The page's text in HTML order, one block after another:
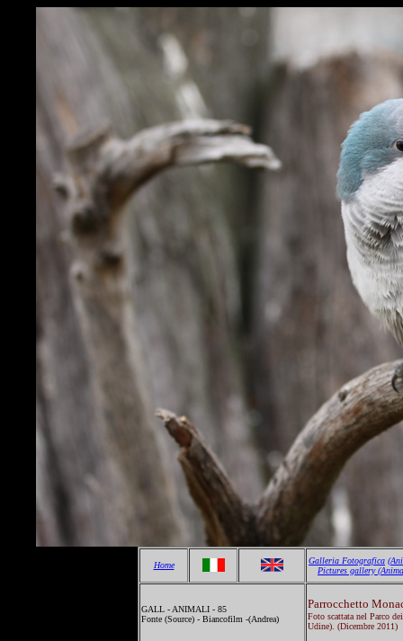
Home Galleria Fotografica
Pictures gallery
GALL - ANIMALI - 85
Fonte (Source) - Biancofilm -(Andrea)
Parrocchetto
Foto scattata nel Parco
Udine). (Dicembre 2011)